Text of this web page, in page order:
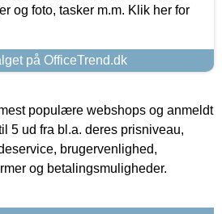
og foto, tasker m.m. Klik her for
på OfficeTrend.dk
populære webshops og anmeldt
5 ud fra bl.a. deres prisniveau,
brugervenlighed,
og betalingsmuligheder.